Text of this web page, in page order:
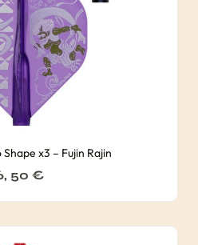
x3 – Fujin Rajin
50 €